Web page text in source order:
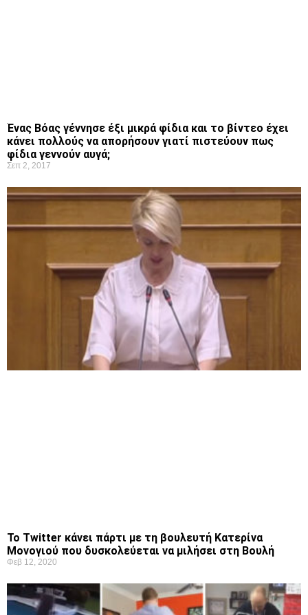
Ένας Βόας γέννησε έξι μικρά φίδια και το βίντεο έχει
κάνει πολλούς να απορήσουν γιατί πιστεύουν πως
φίδια γεννούν αυγά;
Σεπ 2, 2017
Το Twitter κάνει πάρτι με τη βουλευτή Κατερίνα
Μονογιού που δυσκολεύεται να μιλήσει στη Βουλή
Φεβ 12, 2020